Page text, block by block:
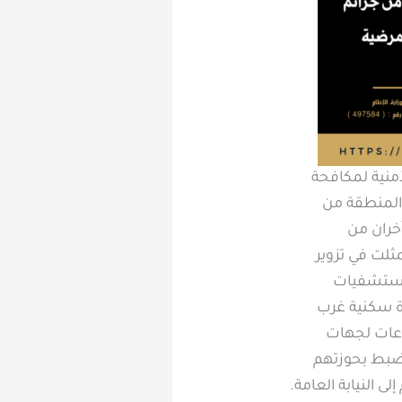
لمكافحة
المنطقة من
وآخران من
في تزوير
سكنية غرب
لجهات
ضبط بحوزتهم
النيابة العامة.